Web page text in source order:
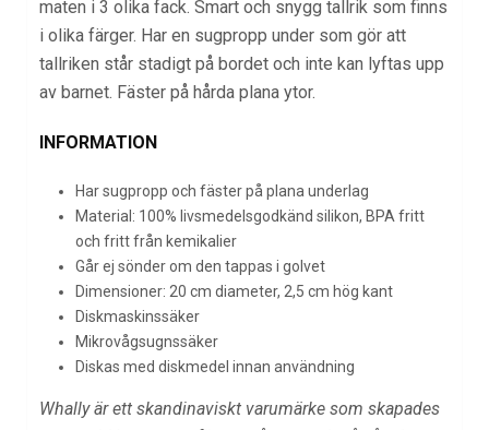
maten i 3 olika fack. Smart och snygg tallrik som finns
i olika färger. Har en sugpropp under som gör att
tallriken står stadigt på bordet och inte kan lyftas upp
av barnet. Fäster på hårda plana ytor.
INFORMATION
Har sugpropp och fäster på plana underlag
Material: 100% livsmedelsgodkänd silikon, BPA fritt
och fritt från kemikalier
Går ej sönder om den tappas i golvet
Dimensioner: 20 cm diameter, 2,5 cm hög kant
Diskmaskinssäker
Mikrovågsugnssäker
Diskas med diskmedel innan användning
Whally är ett skandinaviskt varumärke som skapades